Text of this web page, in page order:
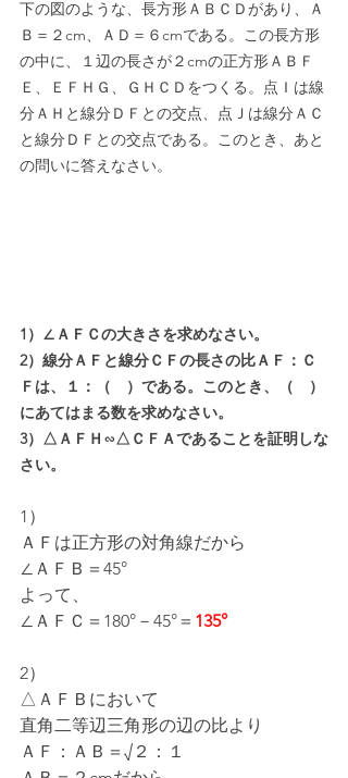
下の図のような、長方形ＡＢＣＤがあり、Ａ
Ｂ＝２cm、ＡＤ＝６cmである。この長方形
の中に、１辺の長さが２cmの正方形ＡＢＦ
Ｅ、ＥＦＨＧ、ＧＨＣＤをつくる。点Ｉは線
分ＡＨと線分ＤＦとの交点、点Ｊは線分ＡＣ
と線分ＤＦとの交点である。このとき、あと
の問いに答えなさい。
1）∠ＡＦＣの大きさを求めなさい。
2）線分ＡＦと線分ＣＦの長さの比ＡＦ：Ｃ
Ｆは、１：（　）である。このとき、（　）
にあてはまる数を求めなさい。
3）△ＡＦＨ∽△ＣＦＡであることを証明しな
さい。
1）
ＡＦは正方形の対角線だから
∠ＡＦＢ＝45°
よって、
∠ＡＦＣ＝180°－45°＝ 135°
2）
△ＡＦＢにおいて
直角二等辺三角形の辺の比より
ＡＦ：ＡＢ＝√２：１